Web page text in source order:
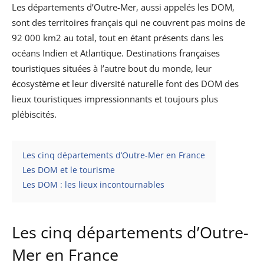
Les départements d’Outre-Mer, aussi appelés les DOM,
sont des territoires français qui ne couvrent pas moins de
92 000 km2 au total, tout en étant présents dans les
océans Indien et Atlantique. Destinations françaises
touristiques situées à l’autre bout du monde, leur
écosystème et leur diversité naturelle font des DOM des
lieux touristiques impressionnants et toujours plus
plébiscités.
Les cinq départements d’Outre-Mer en France
Les DOM et le tourisme
Les DOM : les lieux incontournables
Les cinq départements d’Outre-
Mer en France